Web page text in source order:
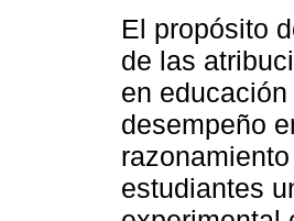
El propósito
de las
en
desempeño
estudiantes